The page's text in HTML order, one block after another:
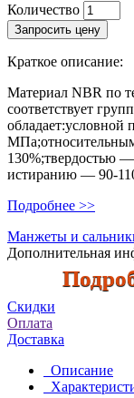
Количество
Запросить цену
Краткое описание:
Материал NBR по
соответствует
130%;твердостью
истиранию — 90-
Подробнее >>
Манжеты и
Дополнительная
Скидки
Оплата
Доставка
Описание